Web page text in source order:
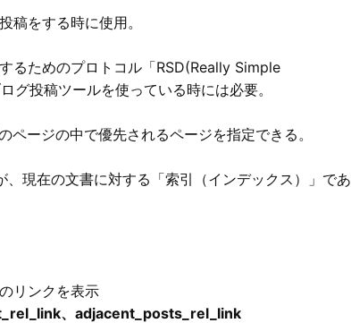
をする時に使用。
るためのプロトコル「RSD(Really Simple
投稿ツールを使っている時には必要。
ページの中で優先されるページを指定できる。
現在の文書に対する「索引（インデックス）」であ
リンクを表示
、adjacent_posts_rel_link